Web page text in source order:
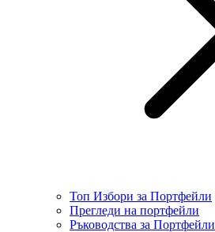
Топ Избори за Портфейли
Прегледи на портфейли
Ръководства за Портфейли